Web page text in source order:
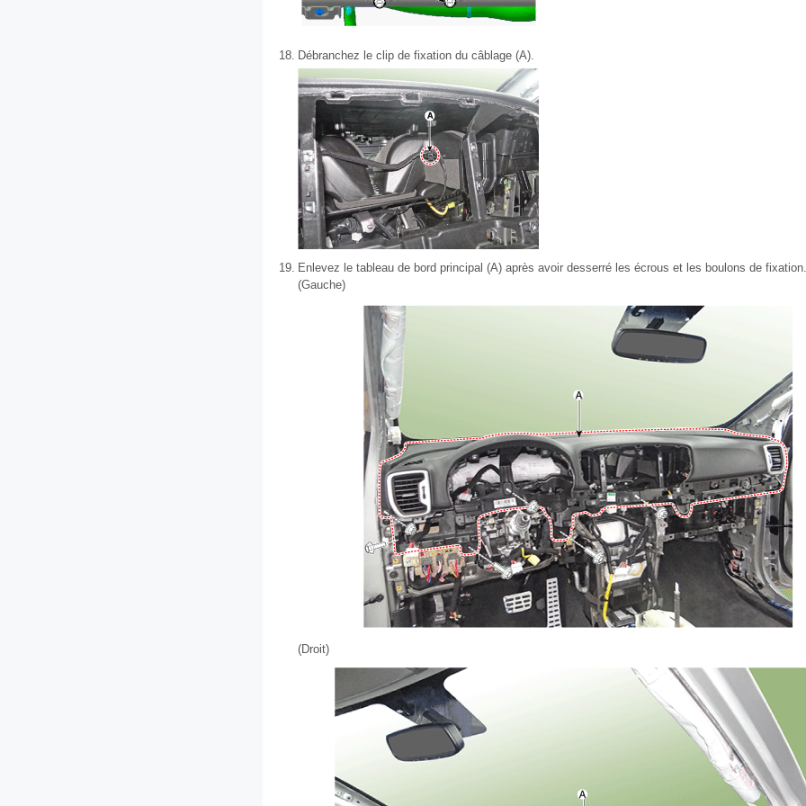
18. Débranchez le clip de fixation du câblage (A).
19. Enlevez le tableau de bord principal (A) après avoir desserré les écrous et les boulons de fixation.
(Gauche)
(Droit)